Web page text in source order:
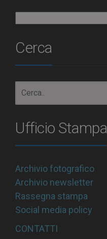
Cerca
Ufficio Stampa
Archivio fotografico
Archivio newsletter
Rassegna stampa
Social media policy
CONTATTI